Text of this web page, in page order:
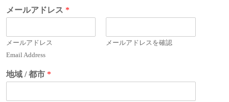
メールアドレス *
メールアドレス
メールアドレスを確認
Email Address
地域 / 都市 *